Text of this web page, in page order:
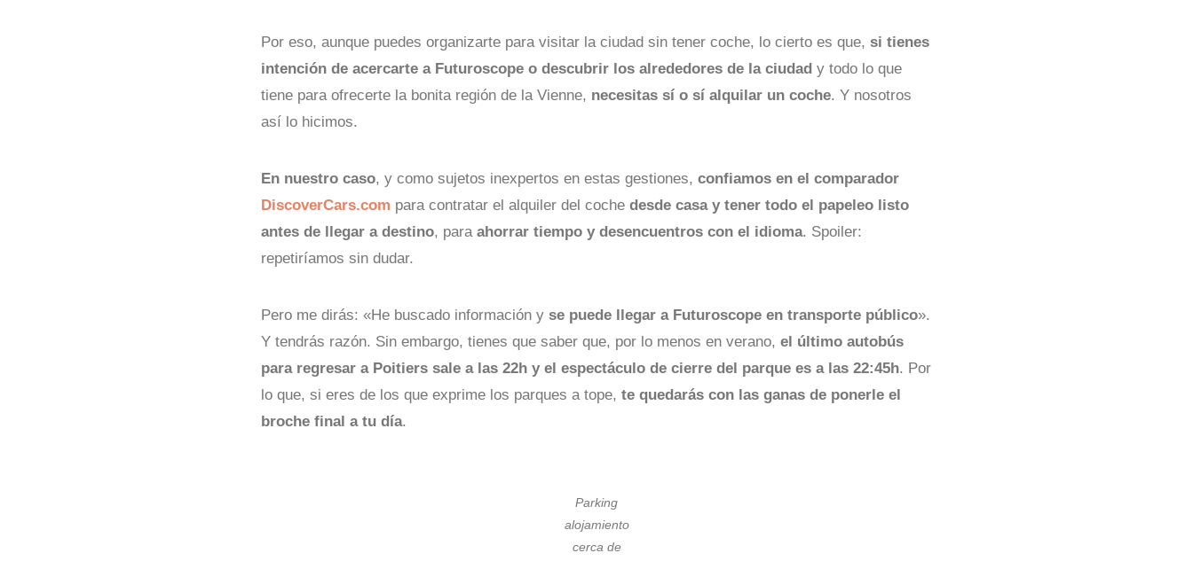
Por eso, aunque puedes organizarte para visitar la ciudad sin tener coche, lo cierto es que, si tienes
intención de acercarte a Futuroscope o descubrir los alrededores de la ciudad y todo lo que
tiene para ofrecerte la bonita región de la Vienne, necesitas sí o sí alquilar un coche. Y nosotros
así lo hicimos.
En nuestro caso, y como sujetos inexpertos en estas gestiones, confiamos en el comparador
DiscoverCars.com para contratar el alquiler del coche desde casa y tener todo el papeleo listo
antes de llegar a destino, para ahorrar tiempo y desencuentros con el idioma. Spoiler:
repetiríamos sin dudar.
Pero me dirás: «He buscado información y se puede llegar a Futuroscope en transporte público».
Y tendrás razón. Sin embargo, tienes que saber que, por lo menos en verano, el último autobús
para regresar a Poitiers sale a las 22h y el espectáculo de cierre del parque es a las 22:45h. Por
lo que, si eres de los que exprime los parques a tope, te quedarás con las ganas de ponerle el
broche final a tu día.
Parking
alojamiento
cerca de